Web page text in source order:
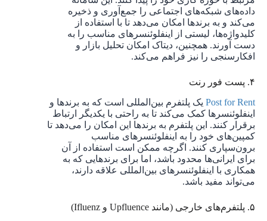
داده‌های شبکه‌های اجتماعی را جمع‌آوری و ذخیره
می‌کند و به برندها امکان می‌دهد تا با استفاده از
کلیدواژه‌ها، لیستی از اینفلوئنسرهای مناسب را به
دست آورند. همچنین، دیتاک امکان تحلیل بازار و
افکارسنجی را نیز فراهم می‌کند.
۴. پست فور رنت
Post for Rent یک پلتفرم بین‌المللی است که به برندها و
اینفلوئنسرها کمک می‌کند تا به راحتی با یکدیگر ارتباط
برقرار کنند. این پلتفرم به برندها این امکان را می‌دهد تا
کمپین‌های خود را به اینفلوئنسرهای مناسب
برون‌سپاری کنند. اگرچه ممکن است استفاده از آن
برای ایرانی‌ها محدود باشد، اما برای برندهایی که به
همکاری با اینفلوئنسرهای بین‌المللی علاقه دارند،
می‌تواند مفید باشد.
۵. پلتفرم‌های خارجی (مانند Upfluence و Ifluenz)